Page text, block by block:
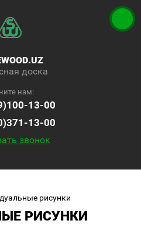
доска
нам:
13-00
13-00
звонок
рисунки
РИСУНКИ